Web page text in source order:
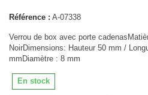
Référence : A-07338
Verrou de box avec porte
NoirDimensions: Hauteur 50 mm /
mmDiamètre : 8 mm
En stock